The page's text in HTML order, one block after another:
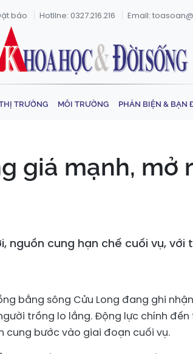
báo Hotline: 0327.216.216 Email:
TRƯỜNG MÔI TRƯỜNG PHẢN BIỆN & BẠN
giá mạnh,
cung hạn chế cuối vụ, với
bằng sông Cửu Long đang ghi
trồng lo lắng. Động lực chính đến
cung bước vào giai đoạn cuối vụ.